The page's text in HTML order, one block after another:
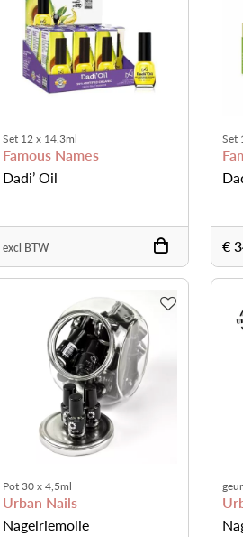
Set 12 x 14,3ml
Famous Names
Dadi’ Oil
excl BTW
Set
€
Pot 30 x 4,5ml
Urban Nails
Nagelriemolie